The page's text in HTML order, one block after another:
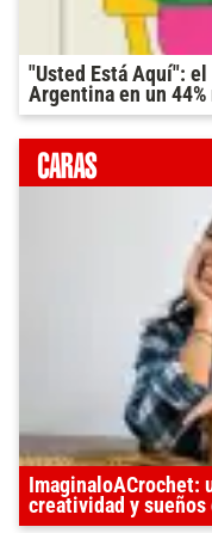
"Usted Está Aquí":
Argentina en un
ImaginaloACrochet:
creatividad y